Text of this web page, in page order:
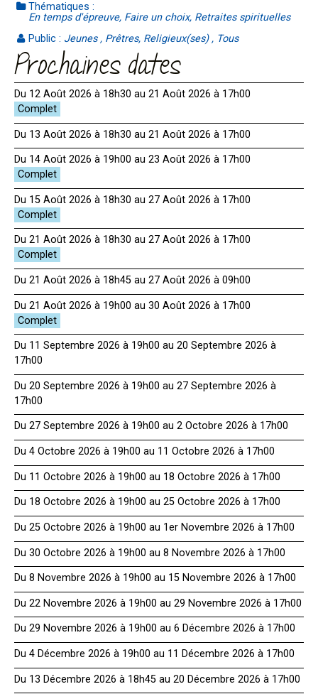
Thématiques :
En temps d'épreuve, Faire un choix, Retraites spirituelles
Public : Jeunes , Prêtres, Religieux(ses) , Tous
Prochaines dates
Du 12 Août 2026 à 18h30 au 21 Août 2026 à 17h00
Du 13 Août 2026 à 18h30 au 21 Août 2026 à 17h00
Du 14 Août 2026 à 19h00 au 23 Août 2026 à 17h00
Du 15 Août 2026 à 18h30 au 27 Août 2026 à 17h00
Du 21 Août 2026 à 18h30 au 27 Août 2026 à 17h00
Du 21 Août 2026 à 18h45 au 27 Août 2026 à 09h00
Du 21 Août 2026 à 19h00 au 30 Août 2026 à 17h00
Du 11 Septembre 2026 à 19h00 au 20 Septembre 2026 à
17h00
Du 20 Septembre 2026 à 19h00 au 27 Septembre 2026 à
17h00
Du 27 Septembre 2026 à 19h00 au 2 Octobre 2026 à 17h00
Du 4 Octobre 2026 à 19h00 au 11 Octobre 2026 à 17h00
Du 11 Octobre 2026 à 19h00 au 18 Octobre 2026 à 17h00
Du 18 Octobre 2026 à 19h00 au 25 Octobre 2026 à 17h00
Du 25 Octobre 2026 à 19h00 au 1er Novembre 2026 à 17h00
Du 30 Octobre 2026 à 19h00 au 8 Novembre 2026 à 17h00
Du 8 Novembre 2026 à 19h00 au 15 Novembre 2026 à 17h00
Du 22 Novembre 2026 à 19h00 au 29 Novembre 2026 à 17h00
Du 29 Novembre 2026 à 19h00 au 6 Décembre 2026 à 17h00
Du 4 Décembre 2026 à 19h00 au 11 Décembre 2026 à 17h00
Du 13 Décembre 2026 à 18h45 au 20 Décembre 2026 à 17h00